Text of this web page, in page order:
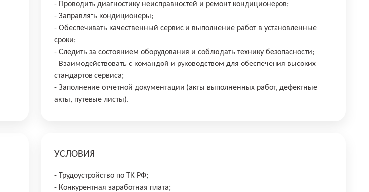
- Проводить диагностику неисправностей и ремонт кондиционеров;
- Заправлять кондиционеры;
- Обеспечивать качественный сервис и выполнение работ в установленные
сроки;
- Следить за состоянием оборудования и соблюдать технику безопасности;
- Взаимодействовать с командой и руководством для обеспечения высоких
стандартов сервиса;
- Заполнение отчетной документации (акты выполненных работ, дефектные
акты, путевые листы).
УСЛОВИЯ
- Трудоустройство по ТК РФ;
- Конкурентная заработная плата;